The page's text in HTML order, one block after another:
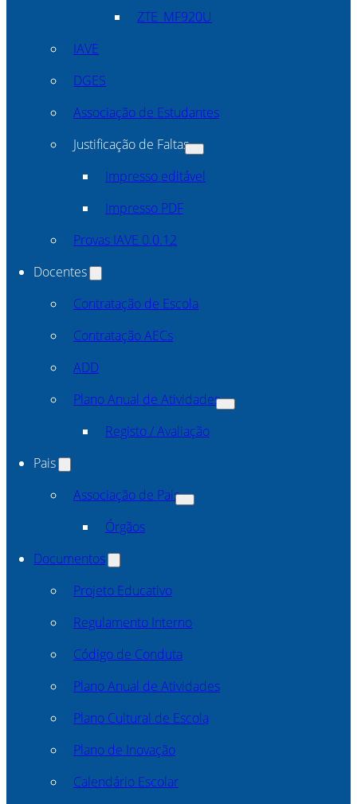
ZTE_MF920U
IAVE
DGES
Associação de Estudantes
Justificação de Faltas
Impresso editável
Impresso PDF
Provas IAVE 0.0.12
Docentes
Contratação de Escola
Contratação AECs
ADD
Plano Anual de Atividades
Registo / Avaliação
Pais
Associação de Pais
Órgãos
Documentos
Projeto Educativo
Regulamento Interno
Código de Conduta
Plano Anual de Atividades
Plano Cultural de Escola
Plano de Inovação
Calendário Escolar